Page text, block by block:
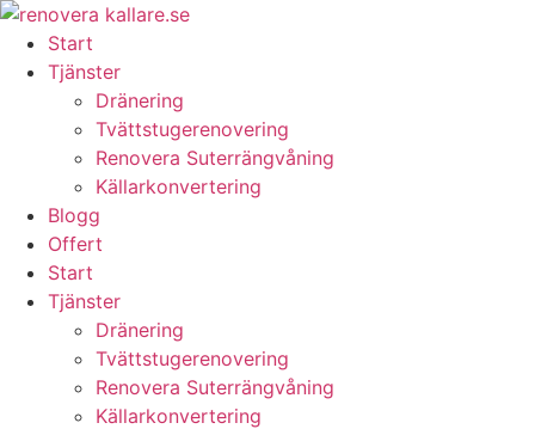
Skip
content
Start
Tjänster
Dränering
Tvättstugerenovering
Renovera Suterrängvåning
Källarkonvertering
Blogg
Offert
Start
Tjänster
Dränering
Tvättstugerenovering
Renovera Suterrängvåning
Källarkonvertering